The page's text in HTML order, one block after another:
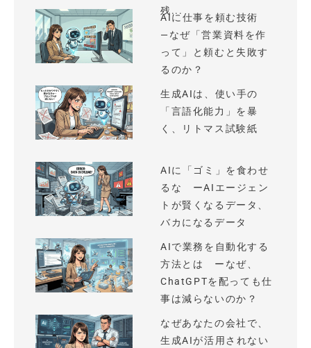
残...
AIに仕事を頼む技術
—なぜ「営業資料を作
って」と頼むと失敗す
るのか？
生成AIは、使い手の
「言語化能力」を暴
く、リトマス試験紙
AIに「ゴミ」を食わせ
るな ーAIエージェン
トが賢くなるデータ、
バカになるデータ
AIで業務を自動化する
方法とは ーなぜ、
ChatGPTを配っても仕
事は減らないのか？
なぜあなたの会社で、
生成AIが活用されない